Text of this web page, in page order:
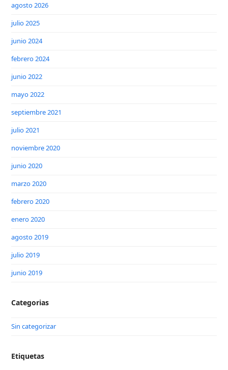
agosto 2026
julio 2025
junio 2024
febrero 2024
junio 2022
mayo 2022
septiembre 2021
julio 2021
noviembre 2020
junio 2020
marzo 2020
febrero 2020
enero 2020
agosto 2019
julio 2019
junio 2019
Categorias
Sin categorizar
Etiquetas